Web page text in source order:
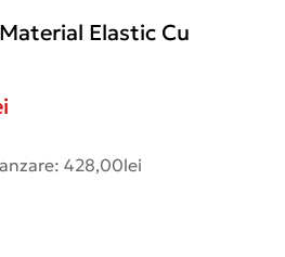
Elastic Cu
428,00lei